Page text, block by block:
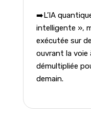
➡️L’IA
intelligente »,
exécutée sur
ouvrant la voie
démultipliée
demain.